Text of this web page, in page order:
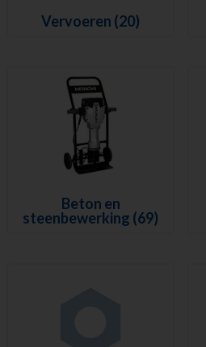
Vervoeren (20)
Beton en
steenbewerking (69)